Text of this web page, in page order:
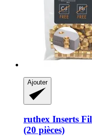
Ajouter
ruthex Inserts
(20 pièces)